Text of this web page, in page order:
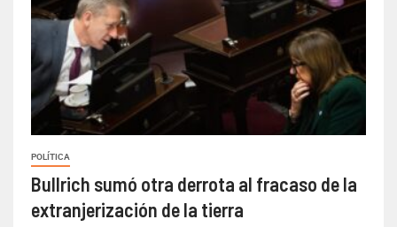
POLÍTICA
Bullrich sumó otra derrota al fracaso de la
extranjerización de la tierra